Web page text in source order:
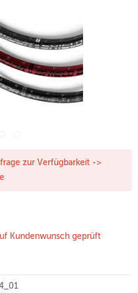
zur Verfügbarkeit ->
Kundenwunsch geprüft